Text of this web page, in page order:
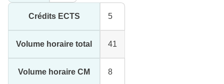
Crédits ECTS 5
Volume horaire total 41
Volume horaire CM 8